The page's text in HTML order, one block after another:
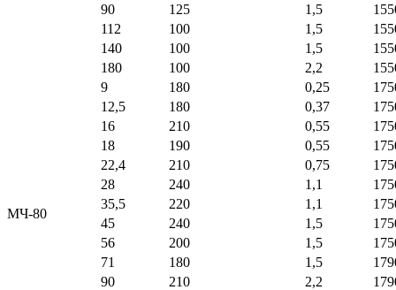
90
125 1,5
112
100 1,5
140
100 1,5
180
100 2,2
МЧ-80
9 180 0,25
12,5
180 0,37
16
210 0,55
18
190 0,55
22,4
210 0,75
28
240 1,1
35,5
220 1,1
45
240 1,5
56
200 1,5
71
180 1,5
90
210 2,2